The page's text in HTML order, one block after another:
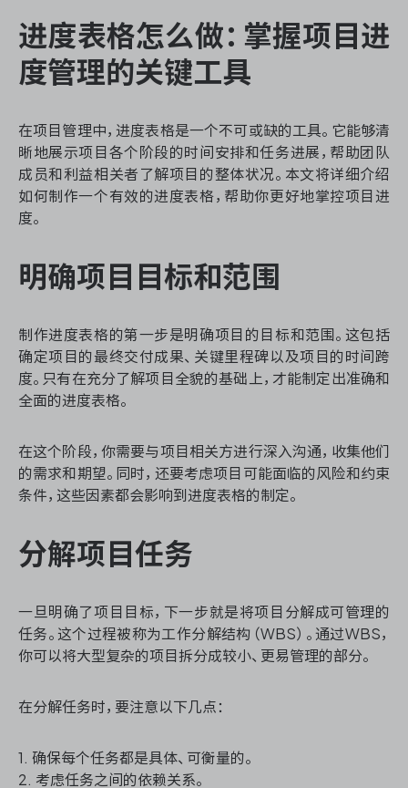
资源和工时管理
服务台和工单管理
IPD 研发管理
ASPICE 研发管理
ONES 资讯
进度表格怎么做：掌握项目进
度管理的关键工具
在项目管理中，进度表格是一个不可或缺的工具。它能够清
晰地展示项目各个阶段的时间安排和任务进展，帮助团队
成员和利益相关者了解项目的整体状况。本文将详细介绍
如何制作一个有效的进度表格，帮助你更好地掌控项目进
度。
明确项目目标和范围
制作进度表格的第一步是明确项目的目标和范围。这包括
确定项目的最终交付成果、关键里程碑以及项目的时间跨
度。只有在充分了解项目全貌的基础上，才能制定出准确和
全面的进度表格。
在这个阶段，你需要与项目相关方进行深入沟通，收集他们
的需求和期望。同时，还要考虑项目可能面临的风险和约束
条件，这些因素都会影响到进度表格的制定。
分解项目任务
一旦明确了项目目标，下一步就是将项目分解成可管理的
任务。这个过程被称为工作分解结构（WBS）。通过WBS，
你可以将大型复杂的项目拆分成较小、更易管理的部分。
在分解任务时，要注意以下几点：
1. 确保每个任务都是具体、可衡量的。
2. 考虑任务之间的依赖关系。